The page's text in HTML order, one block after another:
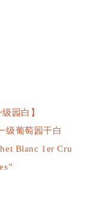
园白】
级葡萄园干白
Blanc 1er Cru